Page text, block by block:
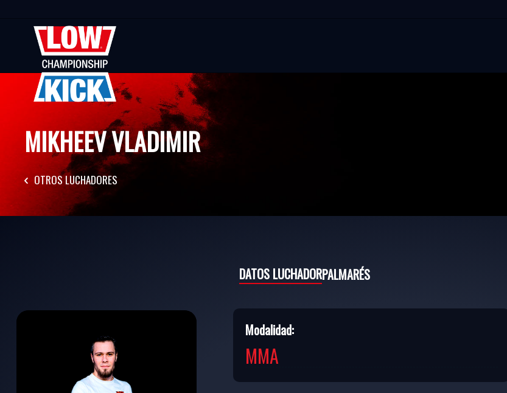
MIKHEEV VLADIMIR
OTROS LUCHADORES
DATOS LUCHADORPALMARÉS
Modalidad:
MMA